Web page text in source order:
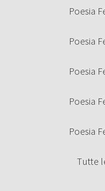
Poesia
Poesia
Poesia
Poesia
Poesia
Tutte